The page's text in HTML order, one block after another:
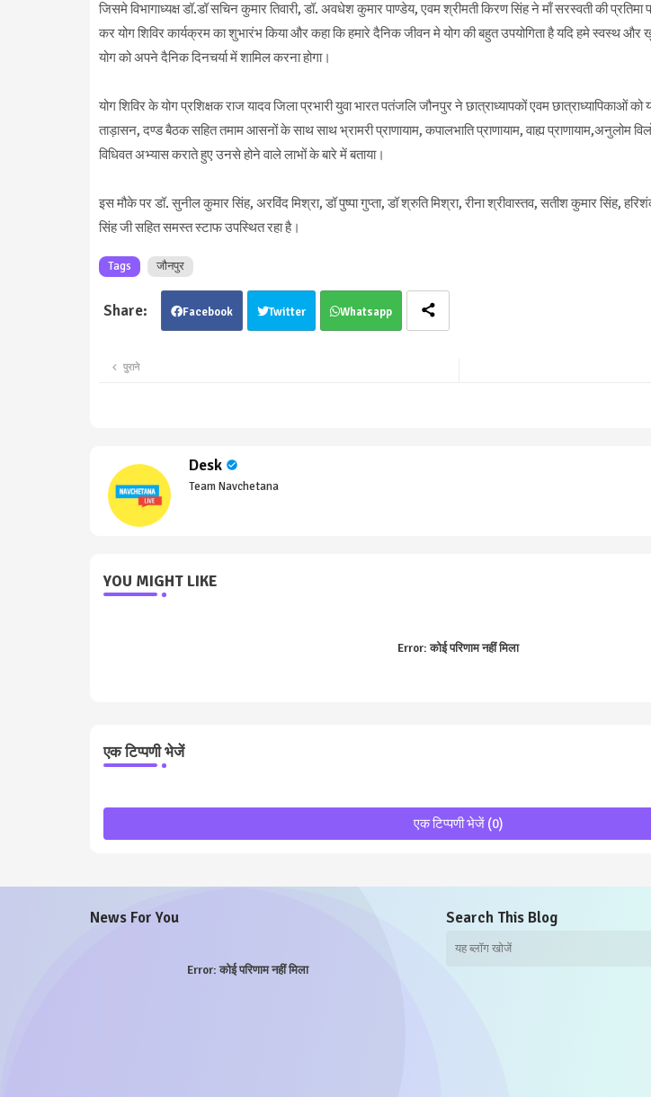
जिसमे विभागाध्यक्ष डॉ.डॉ सचिन कुमार तिवारी, डॉ. अवधेश कुमार पाण्डेय, एवम श्रीमती किरण सिंह ने माँ सरस्वती की प्रतिमा
कर योग शिविर कार्यक्रम का शुभारंभ किया और कहा कि हमारे दैनिक जीवन मे योग की बहुत उपयोगिता है यदि हमे स्वस्थ और
योग को अपने दैनिक दिनचर्या में शामिल करना होगा।
योग शिविर के योग प्रशिक्षक राज यादव जिला प्रभारी युवा भारत पतंजलि जौनपुर ने छात्राध्यापकों एवम छात्राध्यापिकाओं को
ताड़ासन, दण्ड बैठक सहित तमाम आसनों के साथ साथ भ्रामरी प्राणायाम, कपालभाति प्राणायाम, वाह्य प्राणायाम,अनुलोम
विधिवत अभ्यास कराते हुए उनसे होने वाले लाभों के बारे में बताया।
इस मौके पर डॉ. सुनील कुमार सिंह, अरविंद मिश्रा, डॉ पुष्पा गुप्ता, डॉ श्रुति मिश्रा, रीना श्रीवास्तव, सतीश कुमार सिंह,
सिंह जी सहित समस्त स्टाफ उपस्थित रहा है।
Tags जौनपुर
Facebook Twitter Whatsapp
पुराने
Desk
Team Navchetana
YOU MIGHT LIKE
Error:कोई परिणाम नहीं मिला
एक टिप्पणी भेजें
एक टिप्पणी भेजें (0)
News For You
Error: कोई परिणाम नहीं मिला
Search This Blog